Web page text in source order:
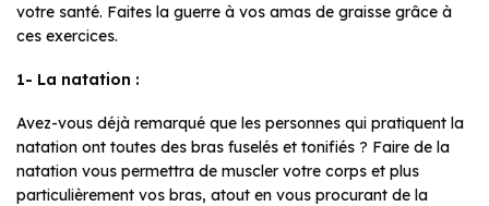
votre santé. Faites la guerre à vos amas de graisse grâce à
ces exercices.
1- La natation :
Avez-vous déjà remarqué que les personnes qui pratiquent la
natation ont toutes des bras fuselés et tonifiés ? Faire de la
natation vous permettra de muscler votre corps et plus
particulièrement vos bras, atout en vous procurant de la